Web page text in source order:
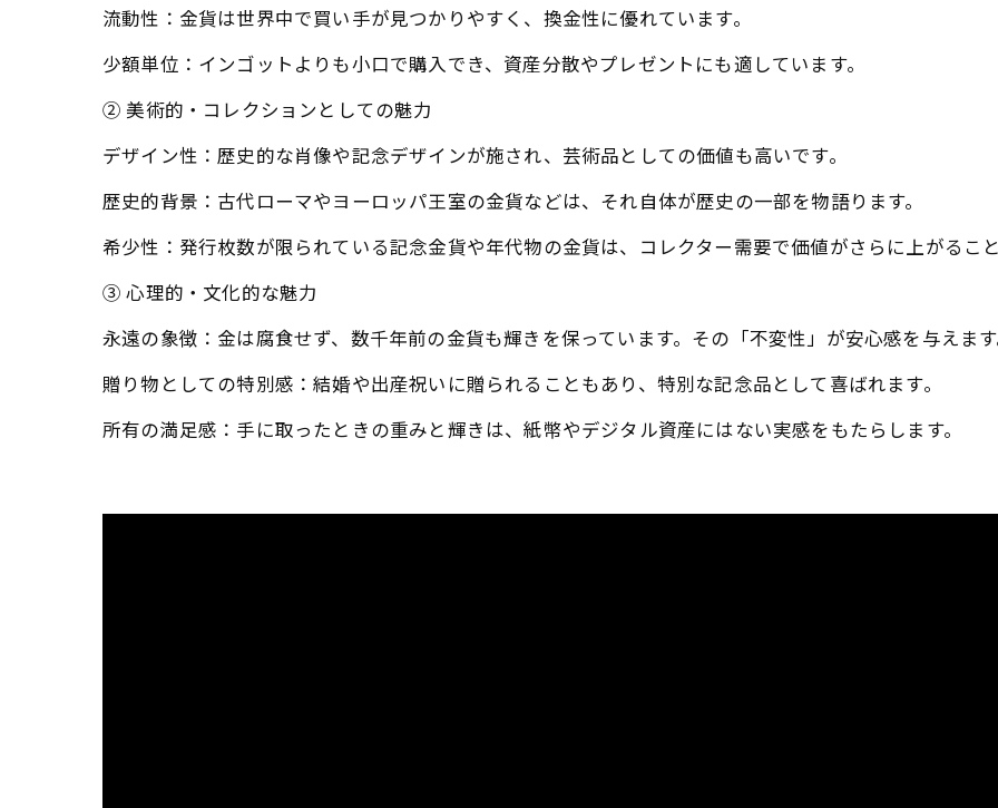
流動性：金貨は世界中で買い手が見つかりやすく、換金性に優れています。
少額単位：インゴットよりも小口で購入でき、資産分散やプレゼントにも適しています。
② 美術的・コレクションとしての魅力
デザイン性：歴史的な肖像や記念デザインが施され、芸術品としての価値も高いです。
歴史的背景：古代ローマやヨーロッパ王室の金貨などは、それ自体が歴史の一部を物語ります。
希少性：発行枚数が限られている記念金貨や年代物の金貨は、コレクター需要で価値がさらに上がること
③ 心理的・文化的な魅力
永遠の象徴：金は腐食せず、数千年前の金貨も輝きを保っています。その「不変性」が安心感を与えます
贈り物としての特別感：結婚や出産祝いに贈られることもあり、特別な記念品として喜ばれます。
所有の満足感：手に取ったときの重みと輝きは、紙幣やデジタル資産にはない実感をもたらします。